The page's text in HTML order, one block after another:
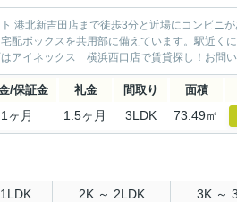
港北新吉田店まで徒歩3分と近場にコンビニ
配ボックスを共用部に備えています。駅近く
アイネックス 横浜西口店で賃貸探し！お問
/保証金 礼金 間取り 面積
1ヶ月 1.5ヶ月 3LDK 73.49㎡
2K ～ 2LDK 3K ～